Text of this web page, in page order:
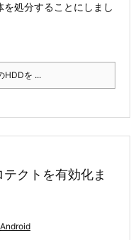
処分することにしまし
を ...
クトを有効化ま
Android